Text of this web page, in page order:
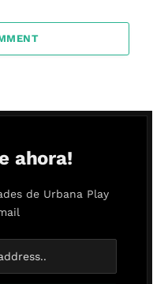
ahora!
de Urbana Play